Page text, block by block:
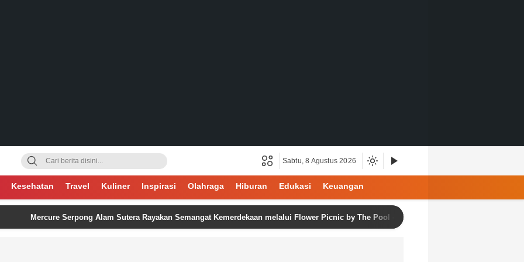
Sabtu, 8 Agustus 2026
Kesehatan Travel Kuliner Inspirasi Olahraga Hiburan Edukasi Keuangan
Mercure Serpong Alam Sutera Rayakan Semangat Kemerdekaan melalui Flower Picnic by The Pool – Bloom & Balance Series Vol. 2